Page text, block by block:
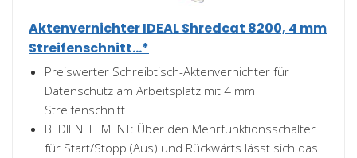
Aktenvernichter IDEAL Shredcat 8200, 4 mm
Streifenschnitt...*
Preiswerter Schreibtisch-Aktenvernichter für
Datenschutz am Arbeitsplatz mit 4 mm
Streifenschnitt
BEDIENELEMENT: Über den Mehrfunktionsschalter
für Start/Stopp (Aus) und Rückwärts lässt sich das